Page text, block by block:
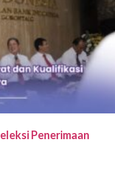
Penerimaan